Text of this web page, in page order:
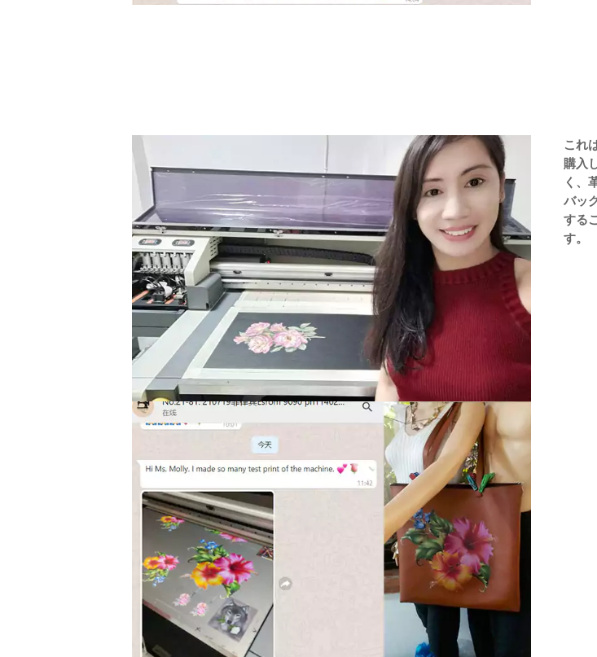
これ
購入
く、
バッ
する
す。